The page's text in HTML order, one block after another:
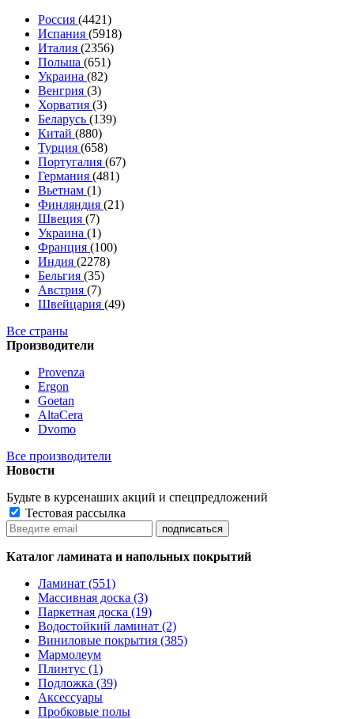
Россия (4421)
Испания (5918)
Италия (2356)
Польша (651)
Украина (82)
Венгрия (3)
Хорватия (3)
Беларусь (139)
Китай (880)
Турция (658)
Португалия (67)
Германия (481)
Вьетнам (1)
Финляндия (21)
Швеция (7)
Украина (1)
Франция (100)
Индия (2278)
Бельгия (35)
Австрия (7)
Швейцария (49)
Все страны
Производители
Provenza
Ergon
Goetan
AltaСera
Dvomo
Все производители
Новости
Будьте в курсенаших акций и спецпредложений
Тестовая рассылка
Каталог ламината и напольных покрытий
Ламинат (551)
Массивная доска (3)
Паркетная доска (19)
Водостойкий ламинат (2)
Виниловые покрытия (385)
Мармолеум
Плинтус (1)
Подложка (39)
Аксессуары
Пробковые полы